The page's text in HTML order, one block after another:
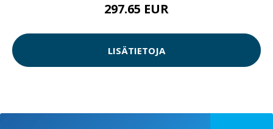
297.65 EUR
LISÄTIETOJA